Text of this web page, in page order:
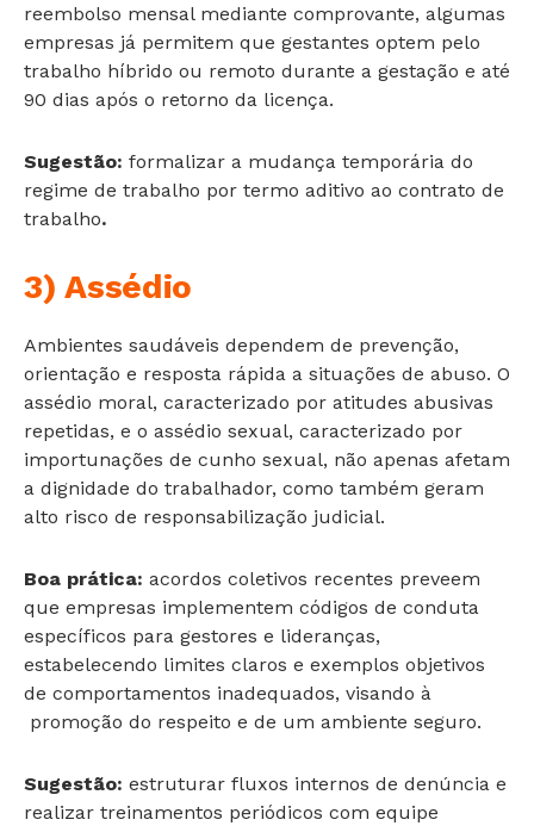
reembolso mensal mediante comprovante, algumas
empresas já permitem que gestantes optem pelo
trabalho híbrido ou remoto durante a gestação e até
90 dias após o retorno da licença.
Sugestão: formalizar a mudança temporária do
regime de trabalho por termo aditivo ao contrato de
trabalho.
3) Assédio
Ambientes saudáveis dependem de prevenção,
orientação e resposta rápida a situações de abuso. O
assédio moral, caracterizado por atitudes abusivas
repetidas, e o assédio sexual, caracterizado por
importunações de cunho sexual, não apenas afetam
a dignidade do trabalhador, como também geram
alto risco de responsabilização judicial.
Boa prática: acordos coletivos recentes preveem
que empresas implementem códigos de conduta
específicos para gestores e lideranças,
estabelecendo limites claros e exemplos objetivos
de comportamentos inadequados, visando à
promoção do respeito e de um ambiente seguro.
Sugestão: estruturar fluxos internos de denúncia e
realizar treinamentos periódicos com equipe